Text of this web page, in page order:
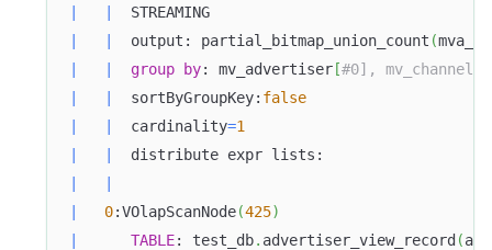
  output: partial_bitmap_union_count
(
group by: mv_advertiser [#0],
  sortByGroupKey:
false
  cardinality
=1
0:VOlapScanNode(425)
TABLE: test_db. advertiser_view_record (